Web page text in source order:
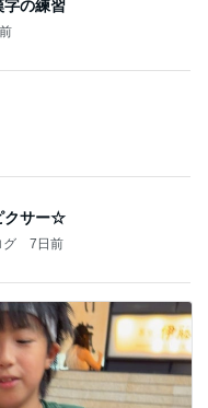
字の練習
クサー☆
グ 7日前